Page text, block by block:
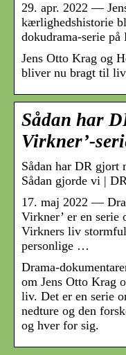
29. apr. 2022 —
kærlighedshistorie
dokudrama-serie på
Jens Otto Krag og
bliver nu bragt til
Sådan har
Virkner’-
Sådan har DR gjort
Sådan gjorde vi |
17. maj 2022 —
Virkner’ er en serie
Virkners liv
personlige …
Drama-
om Jens Otto Krag
liv. Det er en serie
nedture og den
og hver for sig.